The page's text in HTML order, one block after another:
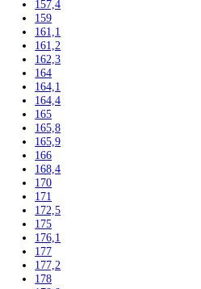
Kávovary
Uncategorized
Filtrovať podla výšky
102
104
117,5
122